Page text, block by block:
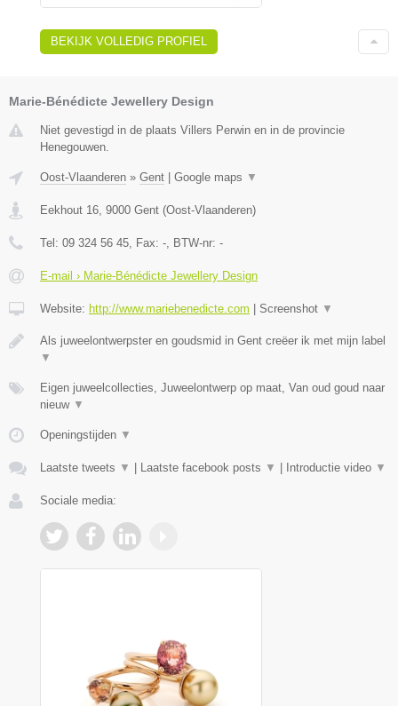
BEKIJK VOLLEDIG PROFIEL
Marie-Bénédicte Jewellery Design
Niet gevestigd in de plaats Villers Perwin en in de provincie
Henegouwen.
Oost-Vlaanderen » Gent Google maps ▼
Eekhout 16, 9000 Gent (Oost-Vlaanderen)
Tel: 09 324 56 45, Fax: -, BTW-nr: -
E-mail › Marie-Bénédicte Jewellery Design
Website: http://www.mariebenedicte.com Screenshot ▼
Als juweelontwerpster en goudsmid in Gent creëer ik met mijn label
▼
Eigen juweelcollecties, Juweelontwerp op maat, Van oud goud naar
nieuw ▼
Openingstijden ▼
Laatste tweets ▼ Laatste facebook posts ▼ Introductie video ▼
Sociale media: